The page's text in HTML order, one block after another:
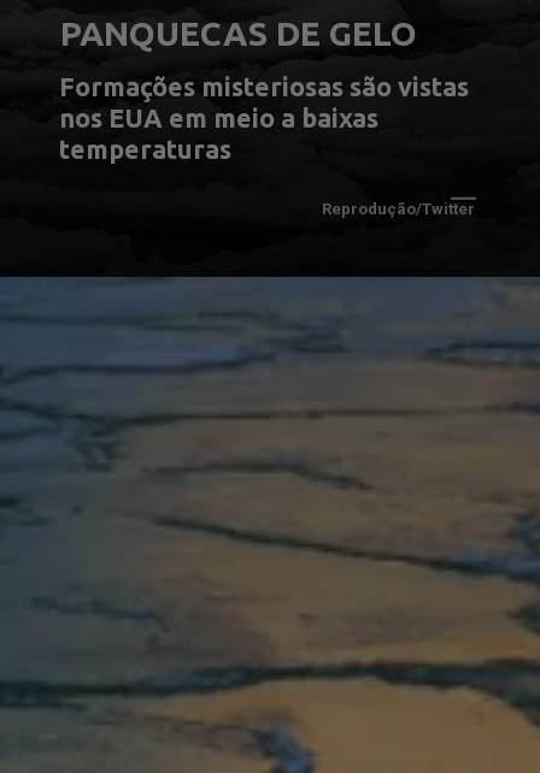
PANQUECAS DE GELO
Formações misteriosas são vistas
nos EUA em meio a baixas
temperaturas
Reprodução/Twitter